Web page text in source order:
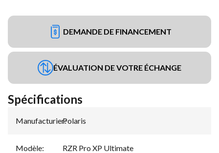
DEMANDE DE FINANCEMENT
ÉVALUATION DE VOTRE ÉCHANGE
Spécifications
Manufacturier:
Polaris
Modèle: RZR Pro XP Ultimate